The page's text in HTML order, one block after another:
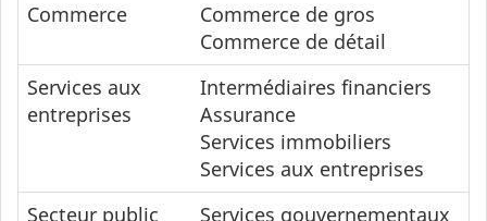
Commerce
Commerce de gros
Commerce de détail
Services aux
entreprises
Intermédiaires financiers
Assurance
Services immobiliers
Services aux entreprises
Secteur public
Services gouvernementaux